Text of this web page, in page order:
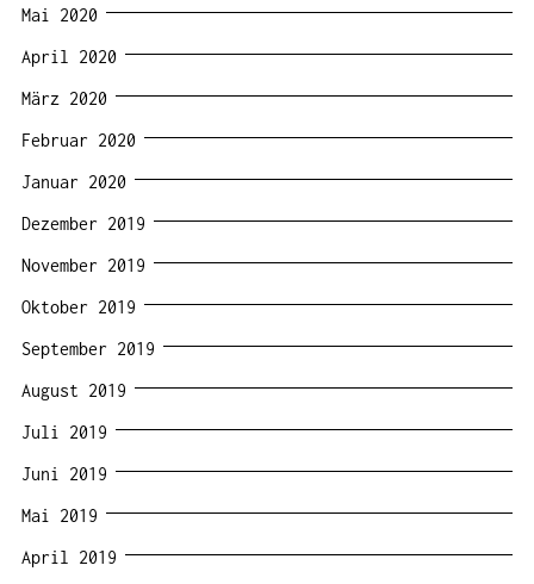
Mai 2020
April 2020
März 2020
Februar 2020
Januar 2020
Dezember 2019
November 2019
Oktober 2019
September 2019
August 2019
Juli 2019
Juni 2019
Mai 2019
April 2019